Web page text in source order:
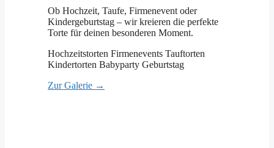
Ob Hochzeit, Taufe, Firmenevent oder
Kindergeburtstag – wir kreieren die perfekte
Torte für deinen besonderen Moment.
Hochzeitstorten Firmenevents Tauftorten
Kindertorten Babyparty Geburtstag
Zur Galerie →